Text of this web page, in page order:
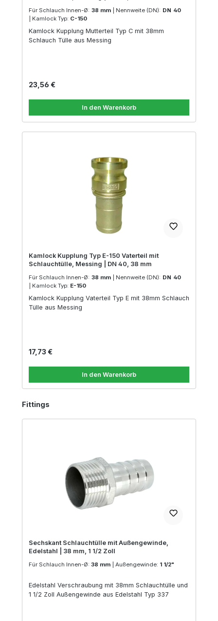
Für Schlauch Innen-Ø: 38 mm Nennweite (DN): DN 40
Kamlock Typ: C-150
Kamlock Kupplung Mutterteil Typ C mit 38mm
Schlauch Tülle aus Messing
Regulärer Preis:
23,56 €
In den Warenkorb
Kamlock Kupplung Typ E-150 Vaterteil mit
Schlauchtülle, Messing | DN 40, 38 mm
Für Schlauch Innen-Ø: 38 mm Nennweite (DN): DN 40
Kamlock Typ: E-150
Kamlock Kupplung Vaterteil Typ E mit 38mm Schlauch
Tülle aus Messing
Regulärer Preis:
17,73 €
In den Warenkorb
Produktgalerie überspringen
Fittings
Sechskant Schlauchtülle mit Außengewinde,
Edelstahl | 38 mm, 1 1/2 Zoll
Für Schlauch Innen-Ø: 38 mm Außengewinde: 1 1/2"
Edelstahl Verschraubung mit 38mm Schlauchtülle und
1 1/2 Zoll Außengewinde aus Edelstahl Typ 337